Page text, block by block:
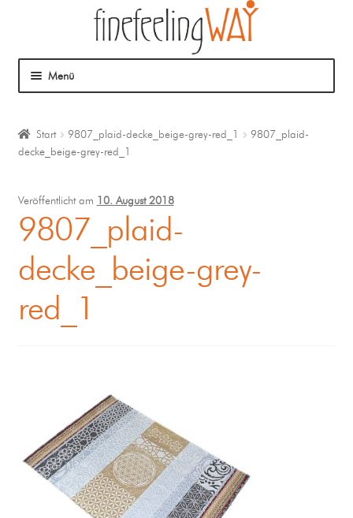
Menü
Mein Angebot
Coaching
Klangmassage
Start 9807_plaid-decke_beige-grey-red_1
9807_plaid-
decke_beige-grey-red_1
Veröffentlicht am 10. August 2018
9807_plaid-
decke_beige-grey-
red_1